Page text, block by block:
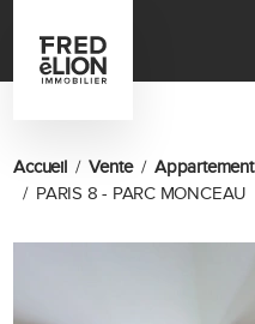
Accueil Vente Appartement
PARIS 8 - PARC MONCEAU